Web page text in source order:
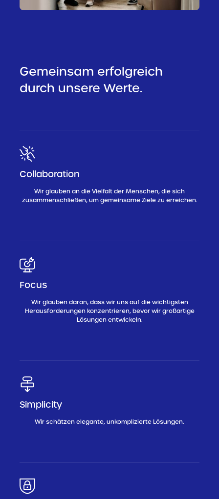
Gemeinsam erfolgreich
durch unsere Werte.
Collaboration
Wir glauben an die Vielfalt der Menschen, die sich
zusammenschließen, um gemeinsame Ziele zu erreichen.
Focus
Wir glauben daran, dass wir uns auf die wichtigsten
Herausforderungen konzentrieren, bevor wir großartige
Lösungen entwickeln.
Simplicity
Wir schätzen elegante, unkomplizierte Lösungen.